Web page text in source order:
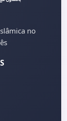
no